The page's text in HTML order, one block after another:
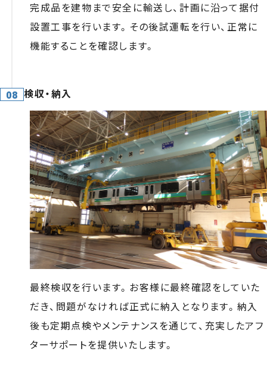
完成品を建物まで安全に輸送し、計画に沿って据付
設置工事を行います。その後試運転を行い、正常に
機能することを確認します。
検収・納入
最終検収を行います。お客様に最終確認をしていた
だき、問題がなければ正式に納入となります。納入
後も定期点検やメンテナンスを通じて、充実したアフ
ターサポートを提供いたします。